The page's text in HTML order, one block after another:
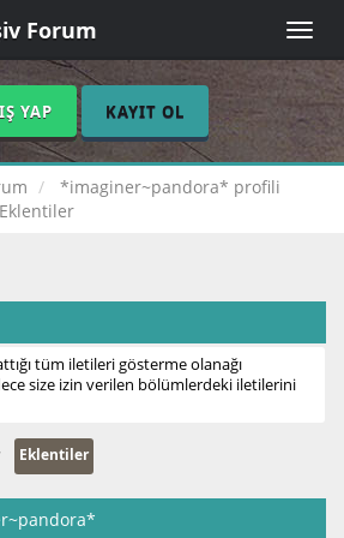
Toggle
Forum
YAP KAYIT OL
*imaginer~pandora* profili
Eklentiler
tüm iletileri gösterme olanağı
size izin verilen bölümlerdeki iletilerini
Eklentiler